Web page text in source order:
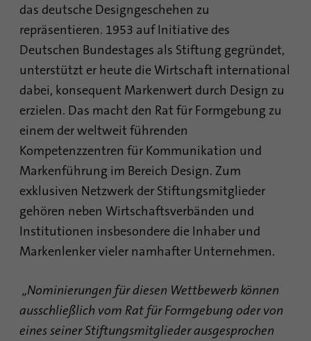
das deutsche Designgeschehen zu
repräsentieren. 1953 auf Initiative des
Deutschen Bundestages als Stiftung gegründet,
unterstützt er heute die Wirtschaft international
dabei, konsequent Markenwert durch Design zu
erzielen. Das macht den Rat für Formgebung zu
einem der weltweit führenden
Kompetenzzentren für Kommunikation und
Markenführung im Bereich Design. Zum
exklusiven Netzwerk der Stiftungsmitglieder
gehören neben Wirtschaftsverbänden und
Institutionen insbesondere die Inhaber und
Markenlenker vieler namhafter Unternehmen.
„Nominierungen für diesen Wettbewerb können
ausschließlich vom Rat für Formgebung oder von
eines seiner Stiftungsmitglieder ausgesprochen
Zweck
Speichert im Falle einer Änderung der
Website-Sprache den Wert der Sprache, um
beim nächsten Besuch direkt auf diese
weiterzuleiten.
Zweck
Dieses Cookie wird von Google Analytics
installiert. Das Cookie wird verwendet, um
Informationen darüber zu speichern, wie
Besucher eine Website nutzen, und hilft bei
der Erstellung eines Analyseberichts über
den Zustand der Website. Die gesammelten
Daten einschließlich der Anzahl der
Besucher, der Quelle, aus der sie gekommen
sind, und der besuchten Seiten in anonymer
Form.
Name _gat_gtag_UA_120925527_1
Anbieter Google Analytics
Google verwendet dieses Cookie zur
Unterscheidung der Nutzer.